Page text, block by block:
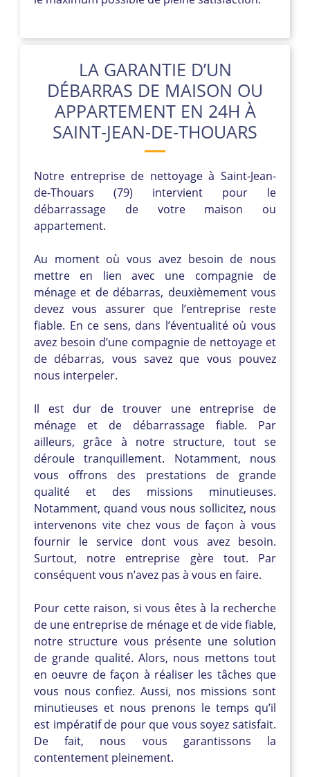
LA GARANTIE D’UN
DÉBARRAS DE MAISON OU
APPARTEMENT EN 24H À
SAINT-JEAN-DE-THOUARS
Notre entreprise de nettoyage à Saint-Jean-
de-Thouars (79) intervient pour le
débarrassage de votre maison ou
appartement.
Au moment où vous avez besoin de nous
mettre en lien avec une compagnie de
ménage et de débarras, deuxièmement vous
devez vous assurer que l’entreprise reste
fiable. En ce sens, dans l’éventualité où vous
avez besoin d’une compagnie de nettoyage et
de débarras, vous savez que vous pouvez
nous interpeler.
Il est dur de trouver une entreprise de
ménage et de débarrassage fiable. Par
ailleurs, grâce à notre structure, tout se
déroule tranquillement. Notamment, nous
vous offrons des prestations de grande
qualité et des missions minutieuses.
Notamment, quand vous nous sollicitez, nous
intervenons vite chez vous de façon à vous
fournir le service dont vous avez besoin.
Surtout, notre entreprise gère tout. Par
conséquent vous n’avez pas à vous en faire.
Pour cette raison, si vous êtes à la recherche
de une entreprise de ménage et de vide fiable,
notre structure vous présente une solution
de grande qualité. Alors, nous mettons tout
en oeuvre de façon à réaliser les tâches que
vous nous confiez. Aussi, nos missions sont
minutieuses et nous prenons le temps qu’il
est impératif de pour que vous soyez satisfait.
De fait, nous vous garantissons la
contentement pleinement.